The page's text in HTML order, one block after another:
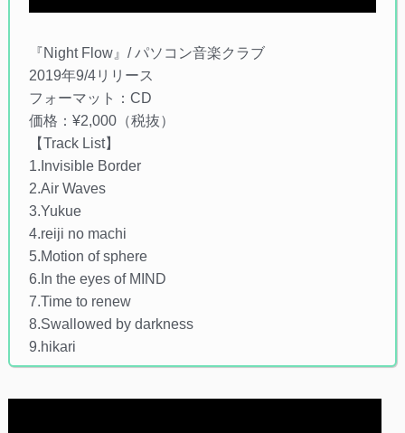
『Night Flow』/ パソコン音楽クラブ
2019年9/4リリース
フォーマット：CD
価格：¥2,000（税抜）
【Track List】
1.Invisible Border
2.Air Waves
3.Yukue
4.reiji no machi
5.Motion of sphere
6.In the eyes of MIND
7.Time to renew
8.Swallowed by darkness
9.hikari